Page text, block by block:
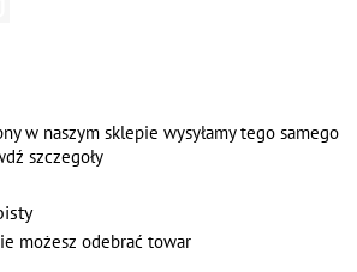
w naszym sklepie wysyłamy tego samego
szczegoły
możesz odebrać towar